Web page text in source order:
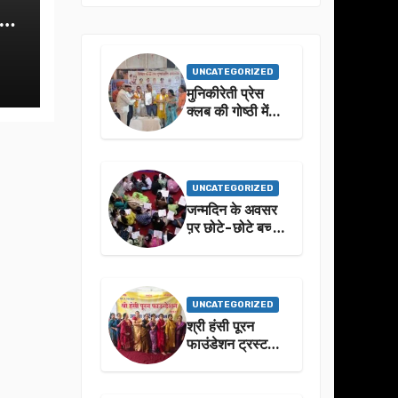
UNCATEGORIZED
मुनिकीरेती प्रेस
क्लब की गोष्ठी में
UNCATEGORIZED
जन्मदिन के अवसर
प़र छोटे-छोटे बच्चो
UNCATEGORIZED
श्री हंसी पूरन
फाउंडेशन ट्रस्ट